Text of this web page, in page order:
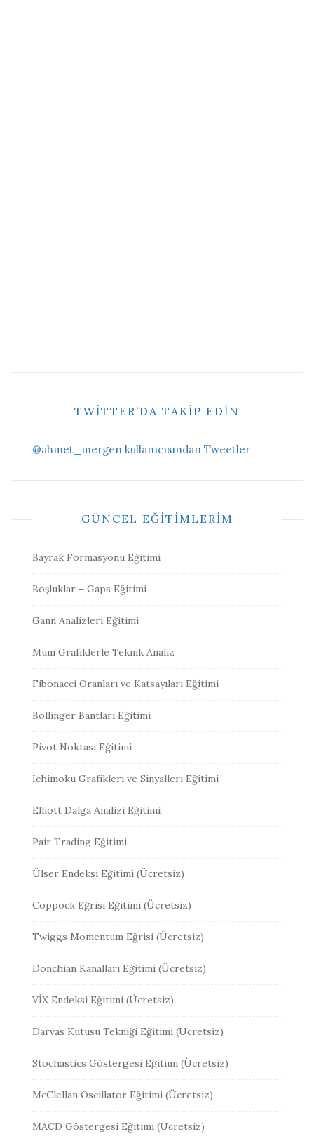
TWITTER’DA TAKIP EDIN
@ahmet_mergen kullanıcısından Tweetler
GÜNCEL EĞITIMLERIM
Bayrak Formasyonu Eğitimi
Boşluklar – Gaps Eğitimi
Gann Analizleri Eğitimi
Mum Grafiklerle Teknik Analiz
Fibonacci Oranları ve Katsayıları Eğitimi
Bollinger Bantları Eğitimi
Pivot Noktası Eğitimi
İchimoku Grafikleri ve Sinyalleri Eğitimi
Elliott Dalga Analizi Eğitimi
Pair Trading Eğitimi
Ülser Endeksi Eğitimi (Ücretsiz)
Coppock Eğrisi Eğitimi (Ücretsiz)
Twiggs Momentum Eğrisi (Ücretsiz)
Donchian Kanalları Eğitimi (Ücretsiz)
VİX Endeksi Eğitimi (Ücretsiz)
Darvas Kutusu Tekniği Eğitimi (Ücretsiz)
Stochastics Göstergesi Eğitimi (Ücretsiz)
McClellan Oscillator Eğitimi (Ücretsiz)
MACD Göstergesi Eğitimi (Ücretsiz)